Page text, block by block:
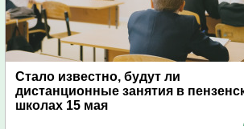
Стало известно, будут ли
дистанционные занятия в
школах 15 мая